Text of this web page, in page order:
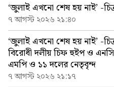
‘জুলাই এখনো শেষ হয় নাই’ -
৭ আগস্ট ২০২৬ ২১:৪০
‘জুলাই এখনো শেষ হয় নাই’ -
বিরোধী দলীয় চিফ হুইপ ও
এমপি ও ১১ দলের নেতৃবৃন্দ
৭ আগস্ট ২০২৬ ২১:১৭